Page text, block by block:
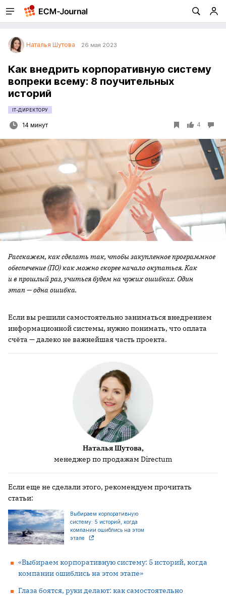
Наталья Шутова 26 мая 2023
Как внедрить корпоративную систему
вопреки всему: 8 поучительных
историй
IT-ДИРЕКТОРУ
14 минут 4
Расскажем, как сделать так, чтобы закупленное программное
обеспечение (ПО) как можно скорее начало окупаться. Как
и в прошлый раз, учиться будем на чужих ошибках. Один
этап — одна ошибка.
Если вы решили самостоятельно заниматься внедрением
информационной системы, нужно понимать, что оплата
счёта — далеко не важнейшая часть проекта.
Наталья Шутова,
менеджер по продажам Directum
Если еще не сделали этого, рекомендуем прочитать
статьи:
Выбираем корпоративную
систему: 5 историй, когда
компании ошиблись на этом
этапе
«Выбираем корпоративную систему: 5 историй, когда
компании ошиблись на этом этапе»
Глаза боятся, руки делают: как самостоятельно